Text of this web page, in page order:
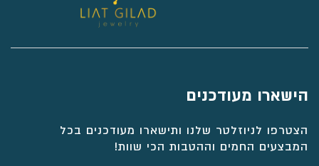
הישארו מעודכנים
הצטרפו לניוזלטר שלנו ותישארו מעודכנים בכל
המבצעים החמים וההטבות הכי שוות!